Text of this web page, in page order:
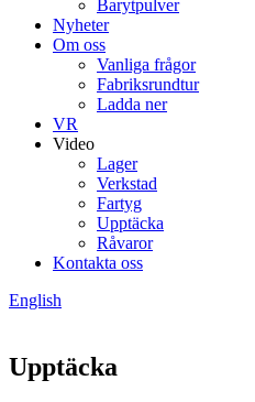
Barytpulver
Nyheter
Om oss
Vanliga frågor
Fabriksrundtur
Ladda ner
VR
Video
Lager
Verkstad
Fartyg
Upptäcka
Råvaror
Kontakta oss
English
Upptäcka